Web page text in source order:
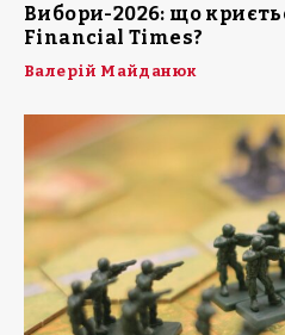
Вибори-2026: що
Financial Times?
Валерій Майданюк